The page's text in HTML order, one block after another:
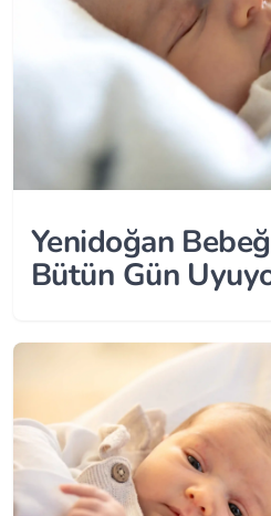
Yenidoğan
Bütün Gün